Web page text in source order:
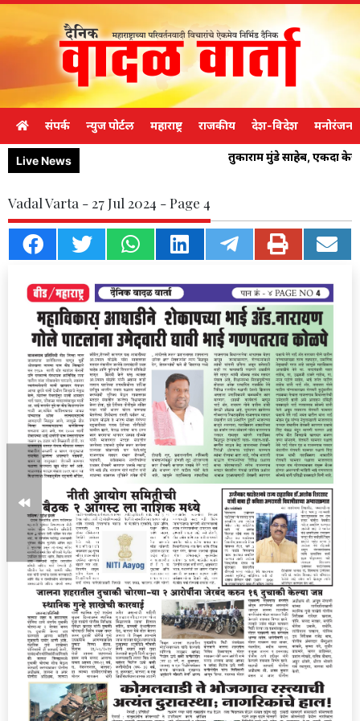
संपर्क न्युज पोर्टल महाराष्ट्र राजकीय देश-विदेश मनोरंजन
Live News तुकाराम मुंडे साहेब, एकदा
Vadal Varta - 27 Jul 2024 - Page 4